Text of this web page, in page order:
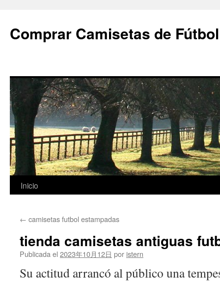
Comprar Camisetas de
Saltar
contenido
Inicio
← camisetas futbol estampadas
tienda camisetas antiguas
Publicada el 2023年10月12日 por istern
Su actitud arrancó al público una